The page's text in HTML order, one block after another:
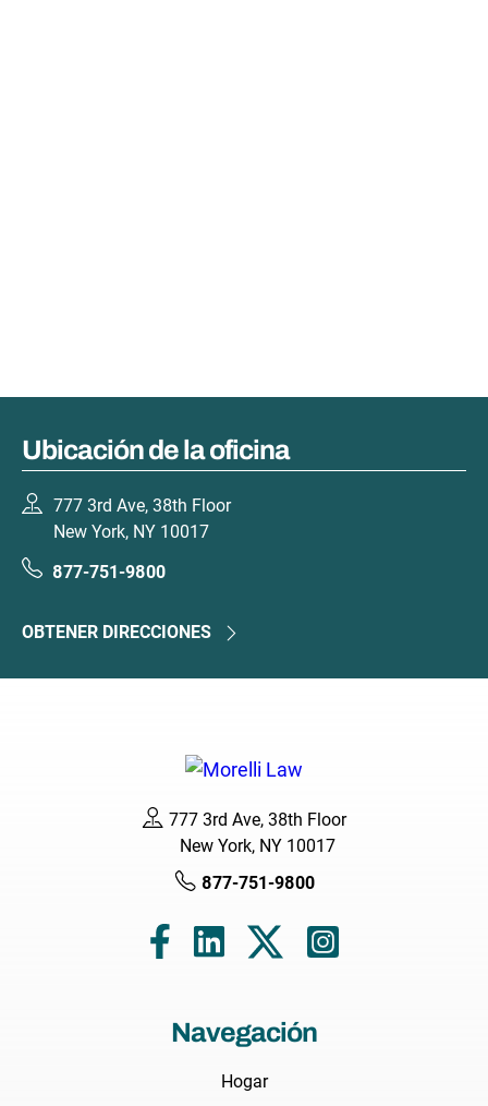
Ubicación de la oficina
777 3rd Ave, 38th Floor
New York, NY 10017
877-751-9800
OBTENER DIRECCIONES
777 3rd Ave, 38th Floor
New York, NY 10017
877-751-9800
Navegación
Hogar